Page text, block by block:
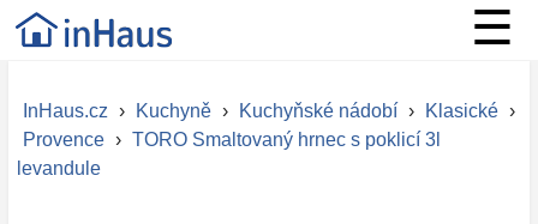
☰
InHaus.cz › Kuchyně › Kuchyňské nádobí › Klasické ›
Provence › TORO Smaltovaný hrnec s poklicí 3l
levandule